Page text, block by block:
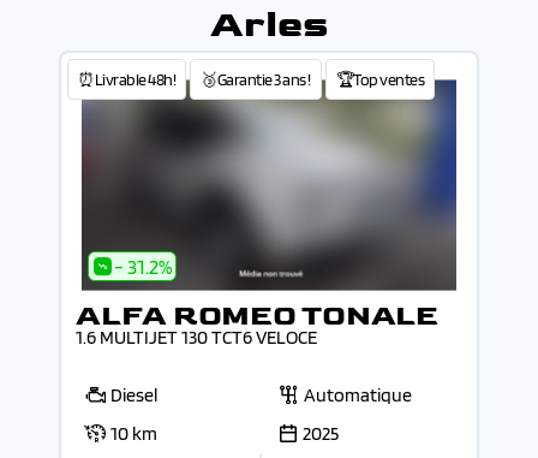
Arles
⏰Livrable 48h! 🥉Garantie 3 ans ! 🏆Top ventes
- 31.2%
ALFA ROMEO TONALE
1.6 MULTIJET 130 TCT6 VELOCE
Diesel
Automatique
10 km
2025